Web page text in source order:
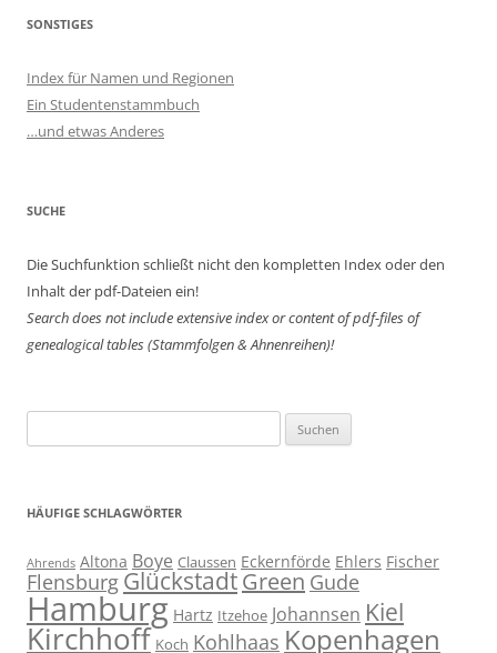
SONSTIGES
Index für Namen und Regionen
Ein Studentenstammbuch
…und etwas Anderes
SUCHE
Die Suchfunktion schließt nicht den kompletten Index oder den
Inhalt der pdf-Dateien ein!
Search does not include extensive index or content ofpdf-files of
genealogical tables (Stammfolgen & Ahnenreihen)!
nach:
HÄUFIGE SCHLAGWÖRTER
Ahrends Altona Boye Claussen Eckernförde Ehlers Fischer
Flensburg GlückstadtGreen Gude
Hamburg Hartz Itzehoe Johannsen Kiel
Kirchhoff Koch Kohlhaas Kopenhagen